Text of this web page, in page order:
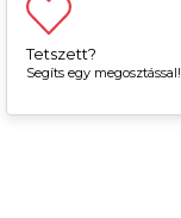
Tetszett?
Segíts egy megosztással!